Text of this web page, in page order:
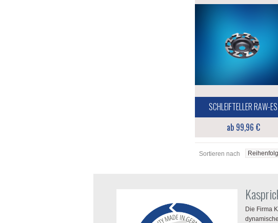
SCHLEIFTELLER RAW-ES
ab 99,96 €
Sortieren nach
Die Firma